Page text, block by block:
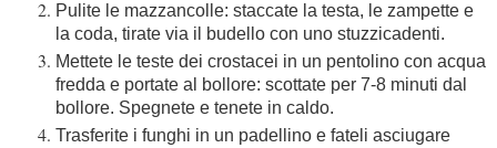
Pulite le mazzancolle: staccate la testa, le zampette e
la coda, tirate via il budello con uno stuzzicadenti.
Mettete le teste dei crostacei in un pentolino con acqua
fredda e portate al bollore: scottate per 7-8 minuti dal
bollore. Spegnete e tenete in caldo.
Trasferite i funghi in un padellino e fateli asciugare